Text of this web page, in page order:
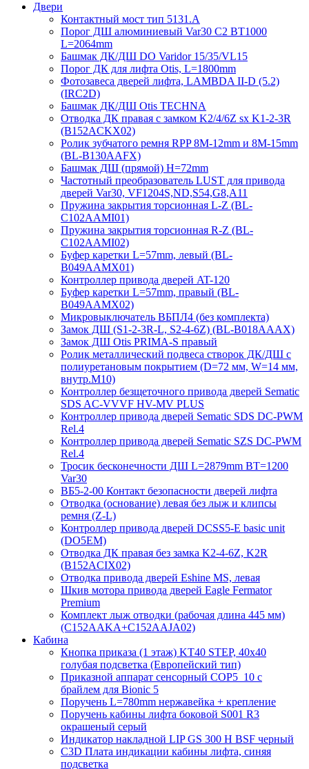
Двери
Контактный мост тип 5131.A
Порог ДШ алюминиевый Var30 C2 BT1000
L=2064mm
Башмак ДК/ДШ DO Varidor 15/35/VL15
Порог ДК для лифта Otis, L=1800mm
Фотозавеса дверей лифта, LAMBDA II-D (5.2)
(IRC2D)
Башмак ДК/ДШ Otis TECHNA
Отводка ДК правая с замком K2/4/6Z sx K1-2-3R
(B152ACKX02)
Ролик зубчатого ремня RPP 8M-12mm и 8M-15mm
(BL-B130AAFX)
Башмак ДШ (прямой) H=72mm
Частотный преобразователь LUST для привода
дверей Var30, VF1204S,ND,S54,G8,A11
Пружина закрытия торсионная L-Z (BL-
C102AAMI01)
Пружина закрытия торсионная R-Z (BL-
C102AAMI02)
Буфер каретки L=57mm, левый (BL-
B049AAMX01)
Контроллер привода дверей AT-120
Буфер каретки L=57mm, правый (BL-
B049AAMX02)
Микровыключатель ВБПЛ4 (без комплекта)
Замок ДШ (S1-2-3R-L, S2-4-6Z) (BL-B018AAAX)
Замок ДШ Otis PRIMA-S правый
Ролик металлический подвеса створок ДК/ДШ с
полиуретановым покрытием (D=72 мм, W=14 мм,
внутр.М10)
Контроллер безщеточного привода дверей Sematiс
SDS AC-VVVF HV-MV PLUS
Контроллер привода дверей Sematic SDS DC-PWM
Rel.4
Контроллер привода дверей Sematic SZS DC-PWM
Rel.4
Тросик бесконечности ДШ L=2879mm BT=1200
Var30
ВБ5-2-00 Контакт безопасности дверей лифта
Отводка (основание) левая без лыж и клипсы
ремня (Z-L)
Контроллер привода дверей DCSS5-E basic unit
(DO5EM)
Отводка ДК правая без замка K2-4-6Z, K2R
(B152ACIX02)
Отводка привода дверей Eshine MS, левая
Шкив мотора привода дверей Eagle Fermator
Premium
Комплект лыж отводки (рабочая длина 445 мм)
(C152AAKA+C152AAJA02)
Кабина
Кнопка приказа (1 этаж) KT40 STEP, 40х40
голубая подсветка (Европейский тип)
Приказной аппарат сенсорный COP5_10 с
брайлем для Bionic 5
Поручень L=780mm нержавейка + крепление
Поручень кабины лифта боковой S001 R3
окрашеный серый
Индикатор накладной LIP GS 300 H BSF черный
C3D Плата индикации кабины лифта, синяя
подсветка